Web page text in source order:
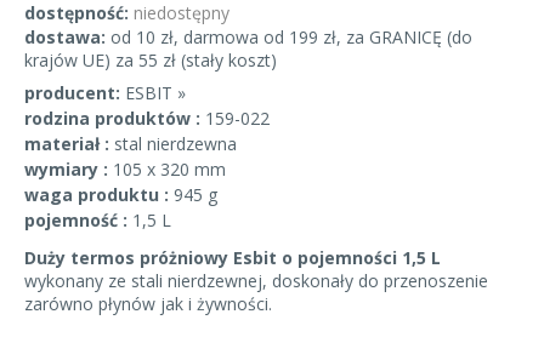
dostępność: niedostępny
dostawa: od 10 zł, darmowa od 199 zł, za GRANICĘ (do
krajów UE) za 55 zł (stały koszt)
producent: ESBIT »
rodzina produktów : 159-022
materiał : stal nierdzewna
wymiary : 105 x 320 mm
waga produktu : 945 g
pojemność : 1,5 L
Duży termos próżniowy Esbit o pojemności 1,5 L
wykonany ze stali nierdzewnej, doskonały do przenoszenie
zarówno płynów jak i żywności.